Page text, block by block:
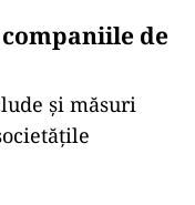
de
și măsuri